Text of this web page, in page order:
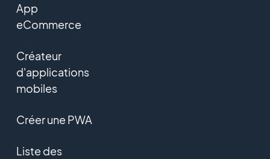
App
eCommerce
Créateur
d'applications
mobiles
Créer une PWA
Liste des